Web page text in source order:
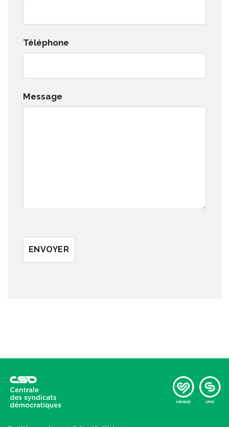
Téléphone
Message